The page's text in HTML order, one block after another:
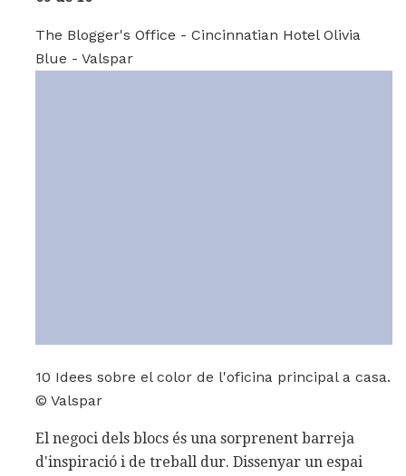
The Blogger's Office - Cincinnatian Hotel Olivia
Blue - Valspar
10 Idees sobre el color de l'oficina principal a casa.
© Valspar
El negoci dels blocs és una sorprenent barreja
d'inspiració i de treball dur. Dissenyar un espai